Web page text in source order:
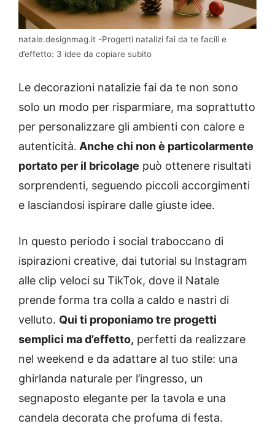
natale.designmag.it -Progetti natalizi fai da te facili e
d’effetto: 3 idee da copiare subito
Le decorazioni natalizie fai da te non sono
solo un modo per risparmiare, ma soprattutto
per personalizzare gli ambienti con calore e
autenticità. Anche chi non è particolarmente
portato per il bricolage può ottenere risultati
sorprendenti, seguendo piccoli accorgimenti
e lasciandosi ispirare dalle giuste idee.
In questo periodo i social traboccano di
ispirazioni creative, dai tutorial su Instagram
alle clip veloci su TikTok, dove il Natale
prende forma tra colla a caldo e nastri di
velluto. Qui ti proponiamo tre progetti
semplici ma d’effetto, perfetti da realizzare
nel weekend e da adattare al tuo stile: una
ghirlanda naturale per l’ingresso, un
segnaposto elegante per la tavola e una
candela decorata che profuma di festa.